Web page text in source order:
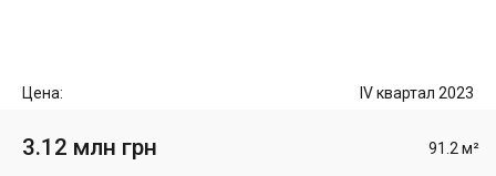
Цена: IV квартал 2023
3.12 млн грн 91.2 м²